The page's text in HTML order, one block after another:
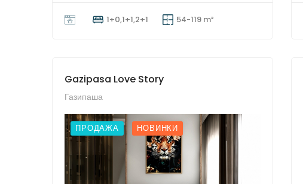
1+0,1+1,2+1 54-119 m²
Gazipasa Love Story
Газипаша
ПРОДАЖА НОВИНКИ